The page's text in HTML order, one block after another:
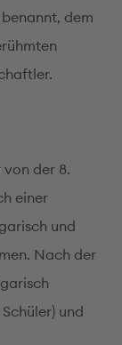
dem
von der 8.
einer
und
Nach der
und